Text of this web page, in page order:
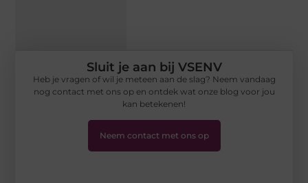
Sluit je aan bij VSENV
Heb je vragen of wil je meteen aan de slag? Neem vandaag
nog contact met ons op en ontdek wat onze blog voor jou
kan betekenen!
Neem contact met ons op